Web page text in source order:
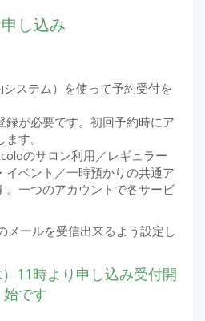
し込み
システム）を使って予約受付を
録が必要です。初回予約時にア
す。
のサロン利用／レギュラー
イベント／一時預かりの共通ア
。一つのアカウントで各サービ
メールを受信出来るよう設定し
11時より申し込み受付開
始です